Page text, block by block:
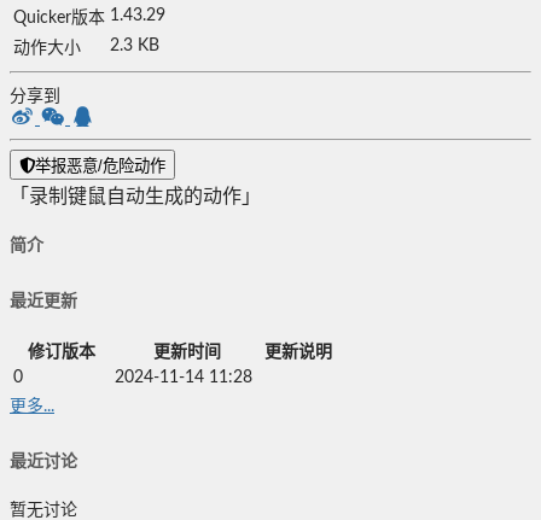
Quicker版本 1.43.29
动作大小
2.3 KB
分享到
举报恶意/危险动作
「录制键鼠自动生成的动作」
简介
最近更新
修订版本 更新时间
更新说明
0
2024-11-14 11:28
更多...
最近讨论
暂无讨论